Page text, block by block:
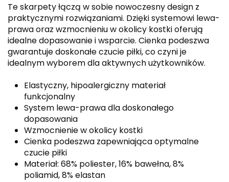
Te skarpety łączą w sobie nowoczesny design z
praktycznymi rozwiązaniami. Dzięki systemowi lewa-
prawa oraz wzmocnieniu w okolicy kostki oferują
idealne dopasowanie i wsparcie. Cienka podeszwa
gwarantuje doskonałe czucie piłki, co czyni je
idealnym wyborem dla aktywnych użytkowników.
Elastyczny, hipoalergiczny materiał
funkcjonalny
System lewa-prawa dla doskonałego
dopasowania
Wzmocnienie w okolicy kostki
Cienka podeszwa zapewniająca optymalne
czucie piłki
Materiał: 68% poliester, 16% bawełna, 8%
poliamid, 8% elastan